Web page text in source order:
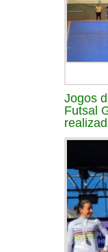
Jogos
Futsal